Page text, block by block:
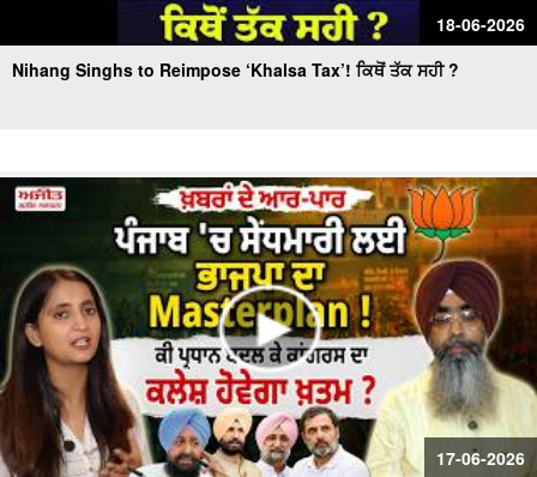
18-06-2026
Nihang Singhs to Reimpose ‘Khalsa Tax’! ਕਿਥੋਂ ਤੱਕ ਸਹੀ ?
17-06-2026